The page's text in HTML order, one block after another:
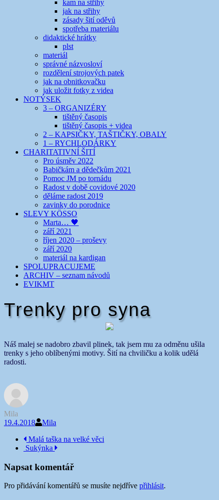
kam na střihy
jak na střihy
zásady šití oděvů
spotřeba materiálu
didaktické hrátky
plst
materiál
správné názvosloví
rozdělení strojových patek
jak na obnitkovačku
jak uložit fotky z videa
NOTÝSEK
3 – ORGANIZÉRY
tištěný časopis
tištěný časopis + videa
2 – KAPSIČKY, TAŠTIČKY, OBALY
1 – RYCHLODÁRKY
CHARITATIVNÍ ŠITÍ
Pro úsměv 2022
Babičkám a dědečkům 2021
Pomoc JM po tornádu
Radost v době covidové 2020
děláme radost 2019
zavinky do porodnice
SLEVY KÖSSO
Marta… 🖤
září 2021
říjen 2020 – proševy
září 2020
materiál na kardigan
SPOLUPRACUJEME
ARCHIV – seznam návodů
EVIKMT
Trenky pro syna
Náš malej se nadobro zbavil plinek, tak jsem mu za odměnu ušila
trenky s jeho oblíbenými motivy. Šití na chviličku a kolik udělá
radosti.
Mila
19.4.2018
Mila
Navigace
příspěvku
Malá taška na velké věci
Sukýnka
Napsat komentář
Pro přidávání komentářů se musíte nejdříve přihlásit.